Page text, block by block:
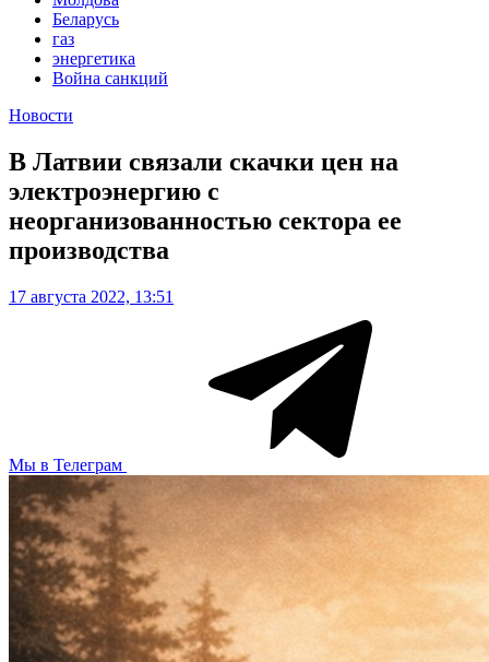
Беларусь
газ
энергетика
Война санкций
Новости
В Латвии связали скачки цен на
электроэнергию с
неорганизованностью сектора ее
производства
17 августа 2022, 13:51
Мы в Телеграм